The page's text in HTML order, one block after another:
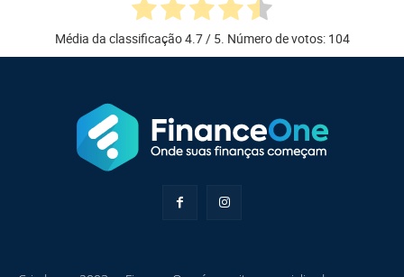
Média da classificação4.7/ 5. Número de votos: 104